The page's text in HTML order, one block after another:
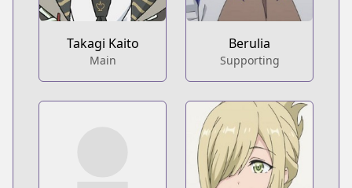
Takagi Kaito
Main
Berulia
Supporting